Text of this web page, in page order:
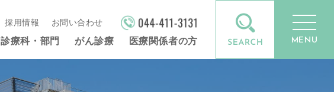
採用情報 お問い合わせ
診療科・部門 がん診療 医療関係者の方 MENU